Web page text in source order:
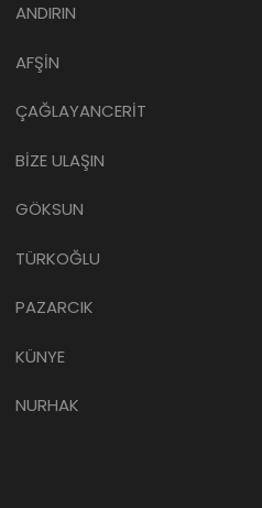
ANDIRIN
AFŞİN
ÇAĞLAYANCERİT
BİZE ULAŞIN
GÖKSUN
TÜRKOĞLU
PAZARCIK
KÜNYE
NURHAK